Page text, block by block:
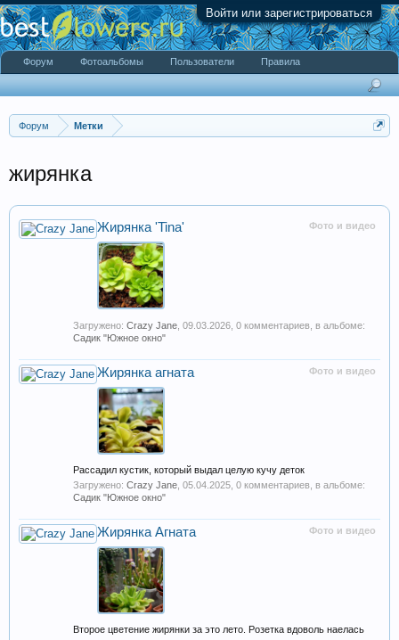
Войти или зарегистрироваться
Форум Метки
жирянка
Фото и видео
Жирянка 'Tina'
Загружено: Crazy Jane 09.03.2026 , 0 комментариев, в альбоме:
Садик "Южное окно"
Фото и видео
Жирянка агната
Рассадил кустик, который выдал целую кучу деток
Загружено: Crazy Jane 05.04.2025 , 0 комментариев, в альбоме:
Садик "Южное окно"
Фото и видео
Жирянка Агната
Второе цветение жирянки за это лето. Розетка вдоволь наелась
Форум Фотоальбомы Пользователи Правила